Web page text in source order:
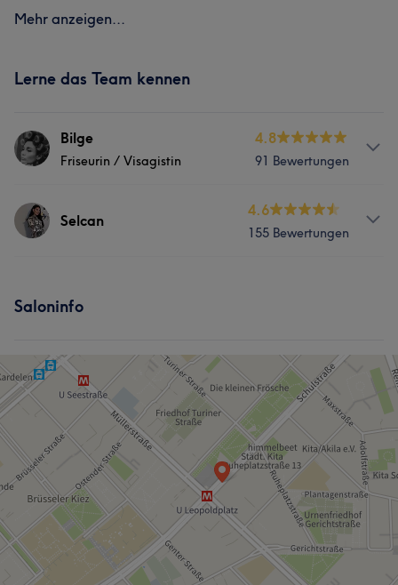
Mehr anzeigen...
Lerne das Team kennen
Bilge
Friseurin / Visagistin
4.8
91 Bewertungen
Services
Portfolio
Was unsere Kunden über Bilge sagen
Professionell 13 Kompetent
Selcan
4.6
155 Bewertungen
Portfolio
Saloninfo